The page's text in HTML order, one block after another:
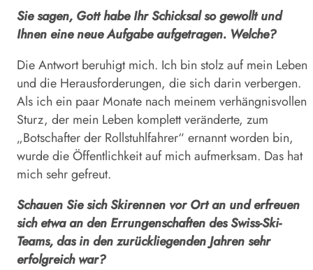
Sie sagen, Gott habe Ihr Schicksal so gewollt und
Ihnen eine neue Aufgabe aufgetragen. Welche?
Die Antwort beruhigt mich. Ich bin stolz auf mein Leben
und die Herausforderungen, die sich darin verbergen.
Als ich ein paar Monate nach meinem verhängnisvollen
Sturz, der mein Leben komplett veränderte, zum
„Botschafter der Rollstuhlfahrer“ ernannt worden bin,
wurde die Öffentlichkeit auf mich aufmerksam. Das hat
mich sehr gefreut.
Schauen Sie sich Skirennen vor Ort an und erfreuen
sich etwa an den Errungenschaften des Swiss-Ski-
Teams, das in den zurückliegenden Jahren sehr
erfolgreich war?